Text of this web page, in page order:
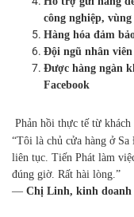
công nghiệp,
Hàng hóa đảm
Đội ngũ nhân
Được hàng ngàn
Facebook
Phản hồi thực tế từ khách
“Tôi là chủ cửa hàng ở
liên tục. Tiến Phát làm
đúng giờ. Rất hài lòng.”
— Chị Linh, kinh doanh